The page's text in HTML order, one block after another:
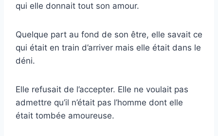
qui elle donnait tout son amour.
Quelque part au fond de son être, elle savait ce
qui était en train d’arriver mais elle était dans le
déni.
Elle refusait de l’accepter. Elle ne voulait pas
admettre qu’il n’était pas l’homme dont elle
était tombée amoureuse.